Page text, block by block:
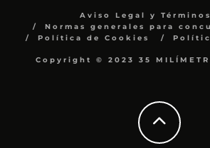
Aviso Legal y
Normas generales para
Política de Cookies
Copyright © 2023 35